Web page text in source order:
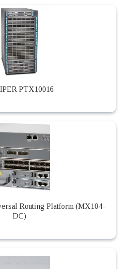
PTX10016
Routing Platform (MX104-
DC)